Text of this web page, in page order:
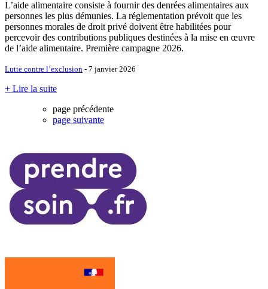
L’aide alimentaire consiste à fournir des denrées alimentaires aux
personnes les plus démunies. La réglementation prévoit que les
personnes morales de droit privé doivent être habilitées pour
percevoir des contributions publiques destinées à la mise en œuvre
de l’aide alimentaire. Première campagne 2026.
Lutte contre l’exclusion - 7 janvier 2026
+ Lire la suite
page précédente
page suivante